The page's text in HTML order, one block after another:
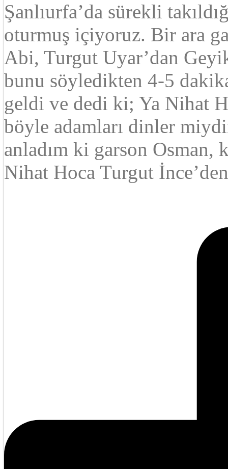
Şanlıurfa’da sürekli
oturmuş içiyoruz. Bir ara
Abi, Turgut Uyar’dan
bunu söyledikten 4-5
geldi ve dedi ki; Ya Nihat
böyle adamları dinler
anladım ki garson Osman,
Nihat Hoca Turgut